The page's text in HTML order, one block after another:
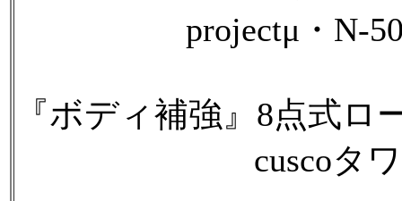
projectμ・N-
『ボディ補強』8点式ロ
cuscoタワー